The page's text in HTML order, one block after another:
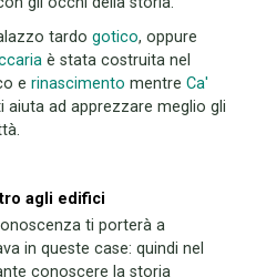
tardo gotico, oppure
è stata costruita nel
e rinascimento mentre Ca'
aiuta ad apprezzare meglio gli
agli edifici
ti porterà a
in queste case: quindi nel
conoscere la storia